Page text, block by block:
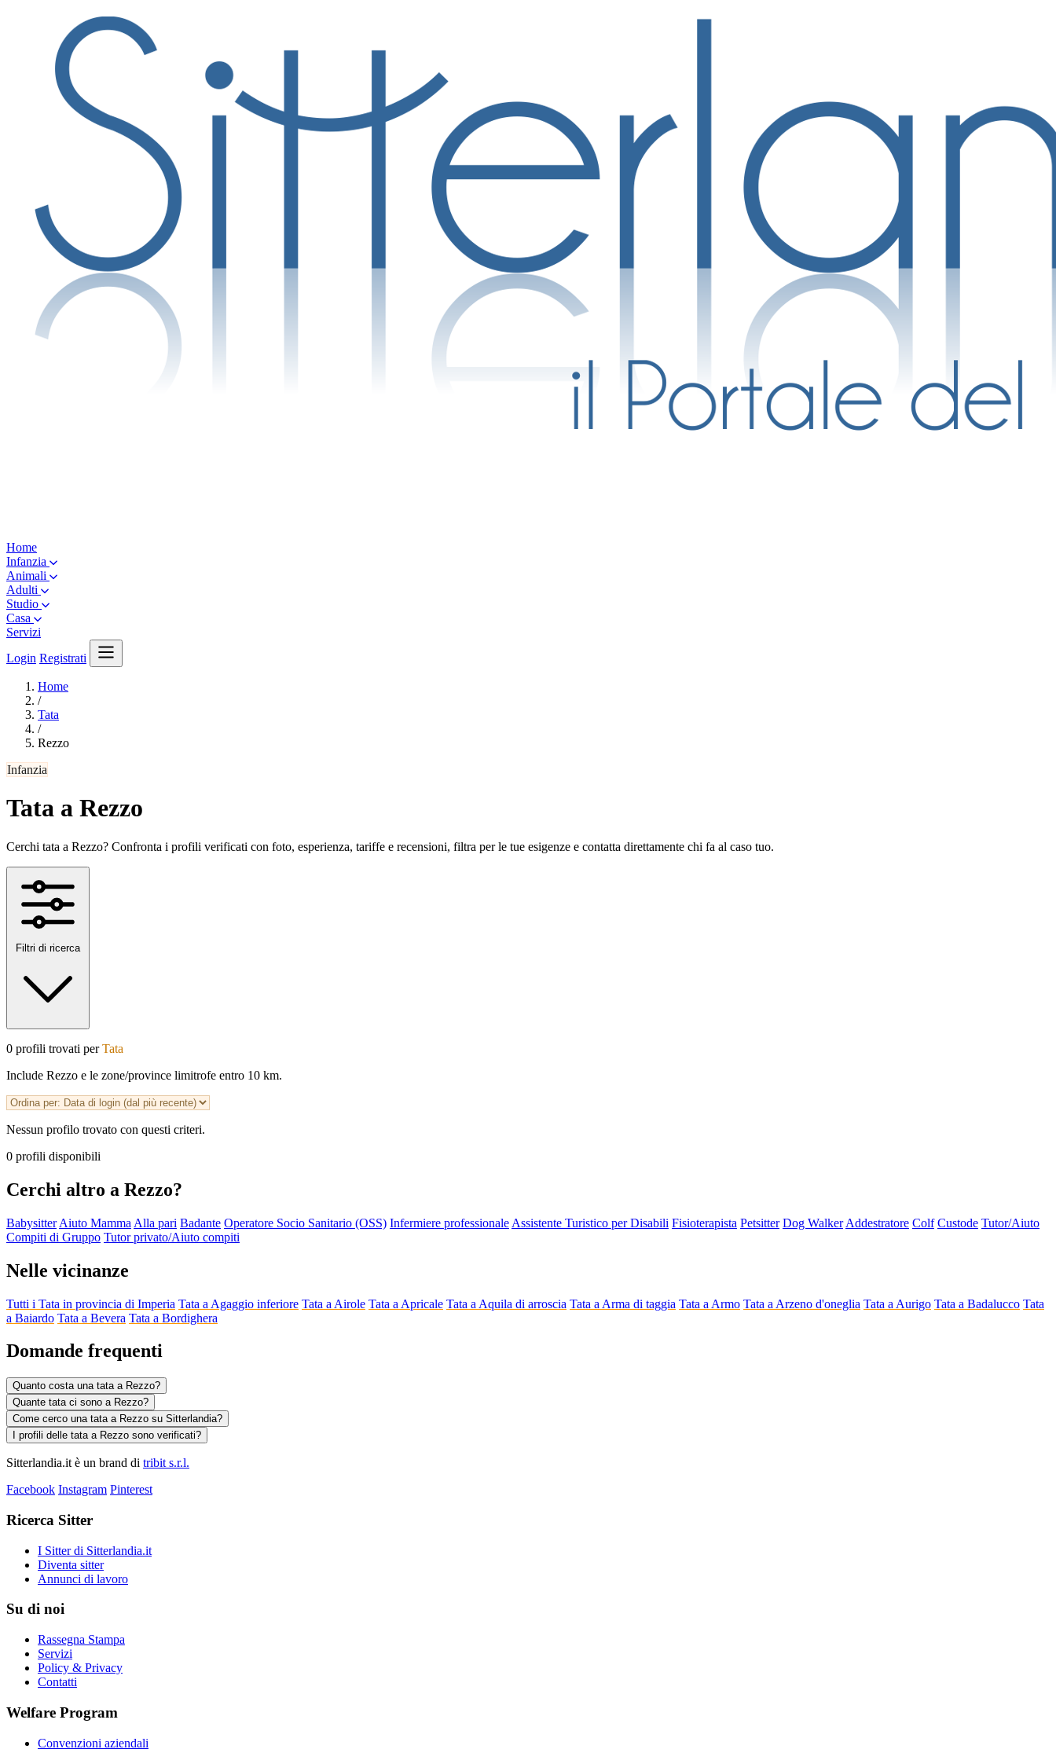
Home
Infanzia
Animali
Adulti
Studio
Casa
Servizi
Login Registrati
Home
/
Tata
/
Rezzo
Infanzia
Tata a Rezzo
Cerchi tata a Rezzo? Confronta i profili verificati con foto, esperienza, tariffe e recensioni, filtra per le tue esigenze e contatta direttamente chi fa al caso tuo.
Filtri di ricerca
0 profili trovati perTata
Include Rezzo e le zone/province limitrofe entro 10 km.
Nessun profilo trovato con questi criteri.
0 profili disponibili
Cerchi altro a Rezzo?
Babysitter Aiuto Mamma Alla pari Badante Operatore Socio Sanitario (OSS) Infermiere professionale Assistente Turistico per Disabili Fisioterapista Petsitter Dog Walker Addestratore Colf Custode Tutor/Aiuto
Compiti di Gruppo Tutor privato/Aiuto compiti
Nelle vicinanze
Tutti i Tata in provincia di Imperia Tata a Agaggio inferiore Tata a Airole Tata a Apricale Tata a Aquila di arroscia Tata a Arma di taggia Tata a Armo Tata a Arzeno d'oneglia Tata a Aurigo Tata a Badalucco Tata
a Baiardo Tata a Bevera Tata a Bordighera
Domande frequenti
Quanto costa una tata a Rezzo?
Quante tata ci sono a Rezzo?
Come cerco una tata a Rezzo su Sitterlandia?
I profili delle tata a Rezzo sono verificati?
Sitterlandia.it è un brand di tribit s.r.l.
Facebook Instagram Pinterest
Ricerca Sitter
I Sitter di Sitterlandia.it
Diventa sitter
Annunci di lavoro
Su di noi
Rassegna Stampa
Servizi
Policy & Privacy
Contatti
Welfare Program
Convenzioni aziendali